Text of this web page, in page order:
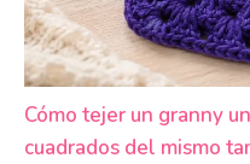
Cómo tejer un granny
cuadrados del mismo